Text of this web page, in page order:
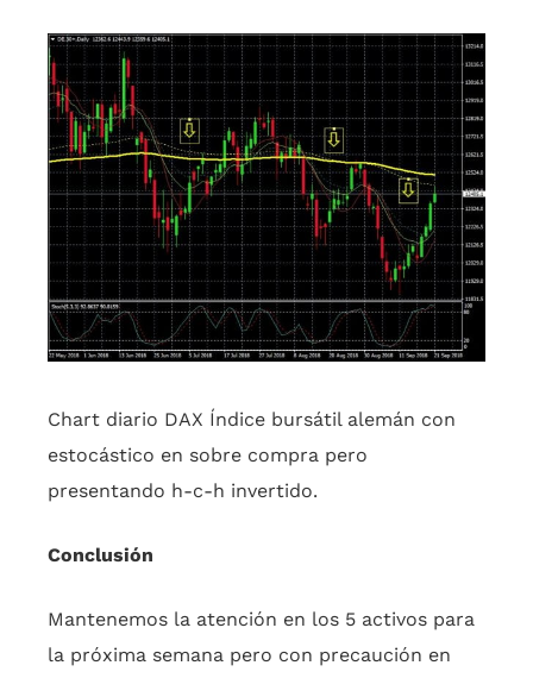
Chart diario DAX Índice bursátil alemán con
estocástico en sobre compra pero
presentando h-c-h invertido.
Conclusión
Mantenemos la atención en los 5 activos para
la próxima semana pero con precaución en